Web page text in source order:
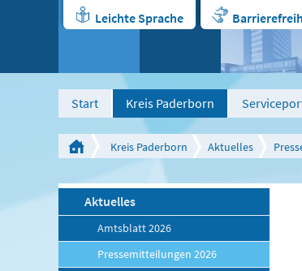
Leichte Sprache
Start Kreis Paderborn
Kreis Paderborn Aktuelles
Aktuelles
Amtsblatt 2026
Pressemitteilungen 2026